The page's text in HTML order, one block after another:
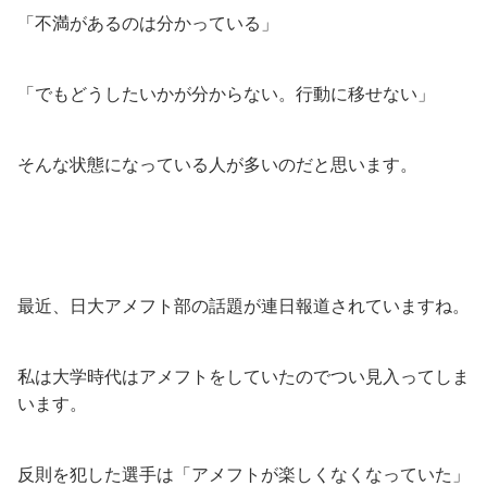
「不満があるのは分かっている」
「でもどうしたいかが分からない。行動に移せない」
そんな状態になっている人が多いのだと思います。
最近、日大アメフト部の話題が連日報道されていますね。
私は大学時代はアメフトをしていたのでつい見入ってしま
います。
反則を犯した選手は「アメフトが楽しくなくなっていた」